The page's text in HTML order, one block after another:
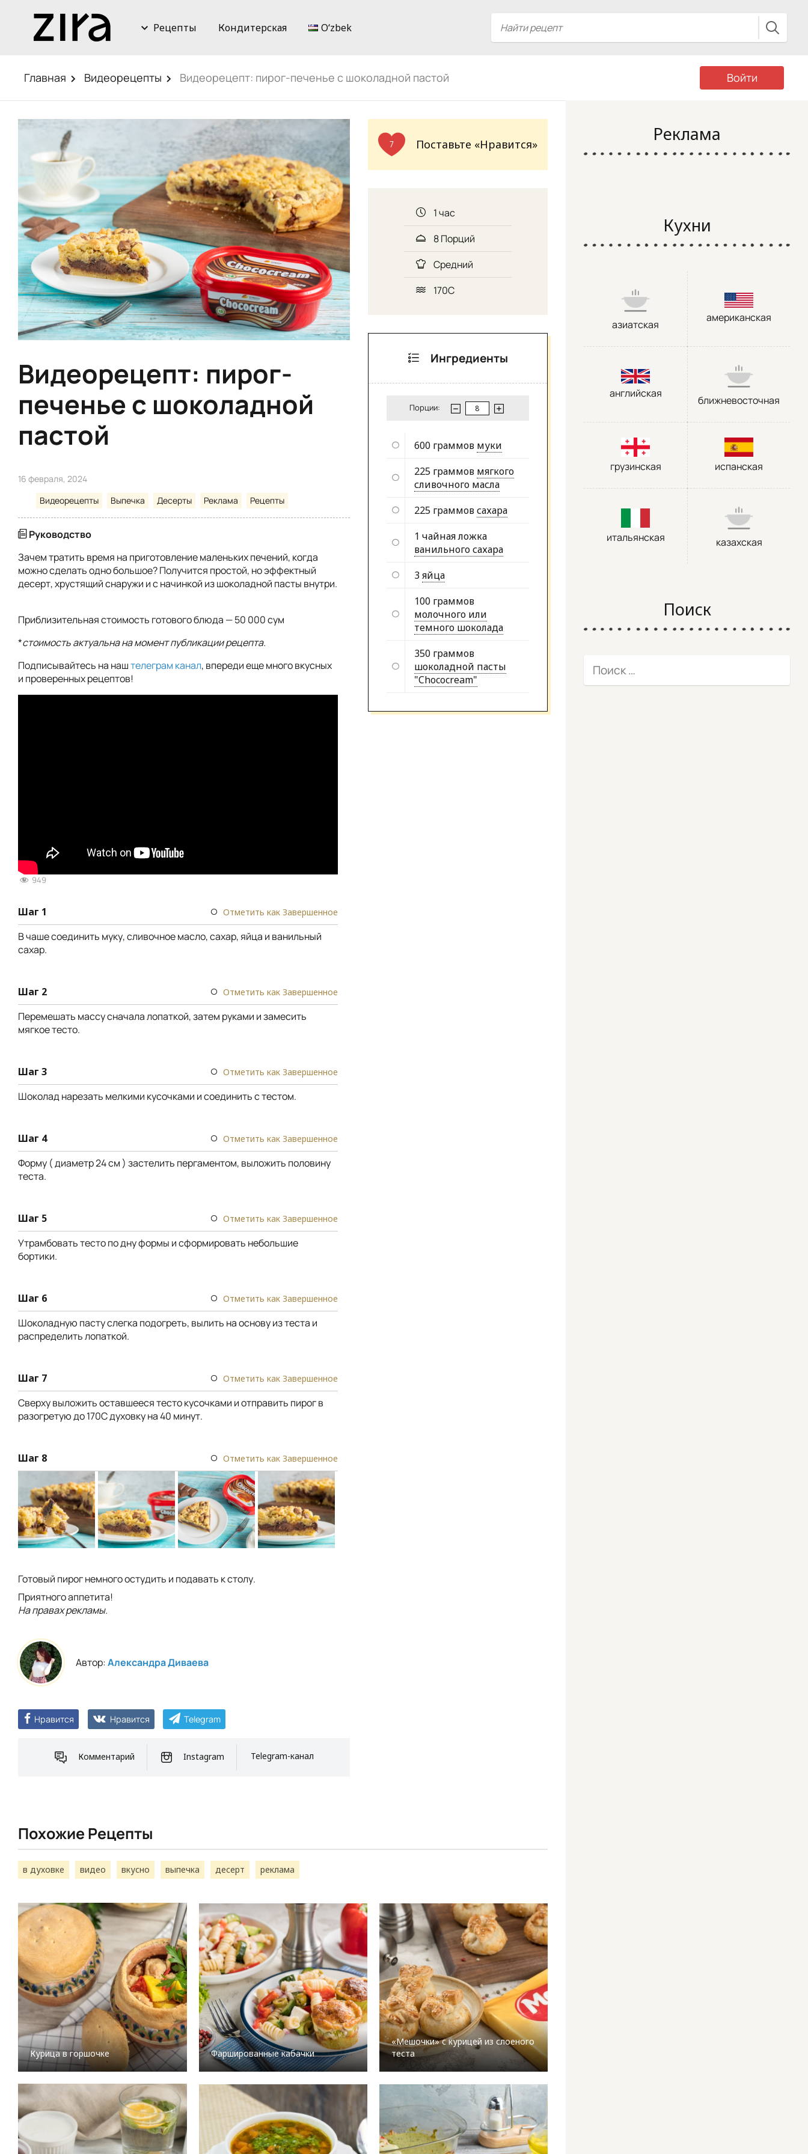
Рецепты Кондитерская Oʻzbek
Главная Видеорецепты Видеорецепт: пирог-печенье с шоколадной пастой Войти
Видеорецепт: пирог-
печенье с шоколадной
пастой
16 февраля, 2024
Видеорецепты
Выпечка Десерты Реклама Рецепты
Руководство
Зачем тратить время на приготовление маленьких печений, когда
можно сделать одно большое? Получится простой, но эффектный
десерт, хрустящий снаружи и с начинкой из шоколадной пасты внутри.
Приблизительная стоимость готового блюда — 50 000 сум
*стоимость актуальна на момент публикации рецепта.
Подписывайтесь на наштелеграм канал, впереди еще много вкусных
и проверенных рецептов!
949
Шаг 1 Отметить как Завершенное
В чаше соединить муку, сливочное масло, сахар, яйца и ванильный
сахар.
Шаг 2 Отметить как Завершенное
Перемешать массу сначала лопаткой, затем руками и замесить
мягкое тесто.
Шаг 3 Отметить как Завершенное
Шоколад нарезать мелкими кусочками и соединить с тестом.
Шаг 4 Отметить как Завершенное
Форму ( диаметр 24 см ) застелить пергаментом, выложить половину
теста.
Шаг 5 Отметить как Завершенное
Утрамбовать тесто по дну формы и сформировать небольшие
бортики.
Шаг 6 Отметить как Завершенное
Шоколадную пасту слегка подогреть, вылить на основу из теста и
распределить лопаткой.
Шаг 7 Отметить как Завершенное
Сверху выложить оставшееся тесто кусочками и отправить пирог в
разогретую до 170С духовку на 40 минут.
Шаг 8 Отметить как Завершенное
Готовый пирог немного остудить и подавать к столу.
Приятного аппетита!
На правах рекламы.
Автор:Александра Диваева
Нравится Нравится Telegram
Комментарий Instagram Telegram-канал
7 Поставьте «Нравится»
1 час
8 Порций
Средний
170C
Ингредиенты
Порции:
600 граммов муки
225 граммов мягкого
сливочного масла
225 граммовсахара
1 чайная ложка
ванильного сахара
3 яйца
100 граммов
молочного или
темного шоколада
350 граммов
шоколадной пасты
"Chococream"
Похожие Рецепты
в духовке видео вкусно выпечка десерт реклама
Курица в горшочке Фаршированные кабачки
«Мешочки» с курицей из слоеного
теста
Реклама
Кухни
азиатская
американская
английская
ближневосточная
грузинская испанская
итальянская казахская
Поиск